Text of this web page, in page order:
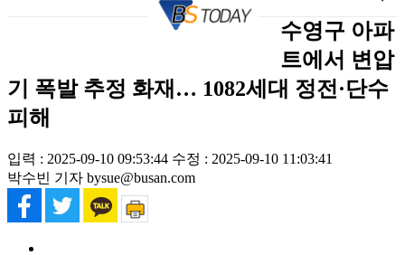
수영구 아파
트에서 변압
기 폭발 추정 화재… 1082세대 정전·단수
피해
입력 : 2025-09-10 09:53:44 수정 : 2025-09-10 11:03:41
박수빈 기자 bysue@busan.com